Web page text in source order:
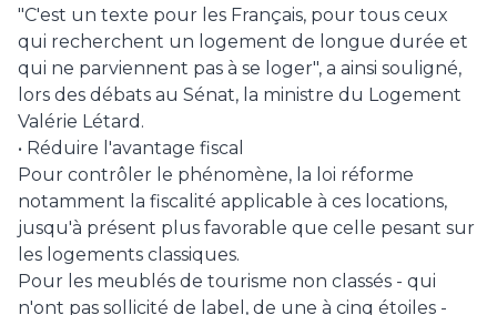
"C'est un texte pour les Français, pour tous ceux
qui recherchent un logement de longue durée et
qui ne parviennent pas à se loger", a ainsi souligné,
lors des débats au Sénat, la ministre du Logement
Valérie Létard.
• Réduire l'avantage fiscal
Pour contrôler le phénomène, la loi réforme
notamment la fiscalité applicable à ces locations,
jusqu'à présent plus favorable que celle pesant sur
les logements classiques.
Pour les meublés de tourisme non classés - qui
n'ont pas sollicité de label, de une à cinq étoiles -